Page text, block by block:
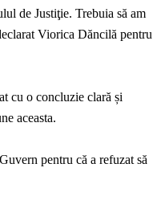
de Justiţie. Trebuia să am
Viorica Dăncilă pentru
cu o concluzie clară și
aceasta.
pentru că a refuzat să